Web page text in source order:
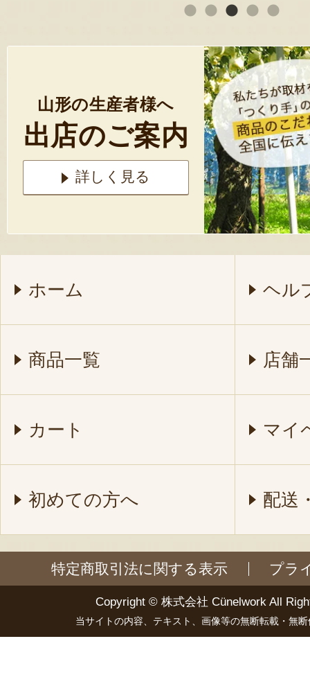
山形の生産者様へ
出店のご案内
詳しく見る
ホーム ヘル
商品一覧 店舗
カート マイ
初めての方へ 配送
特定商取引法に関する表示 プラ
Copyright © 株式会社 Cünelwork All
当サイトの内容、テキスト、画像等の無断転載・無